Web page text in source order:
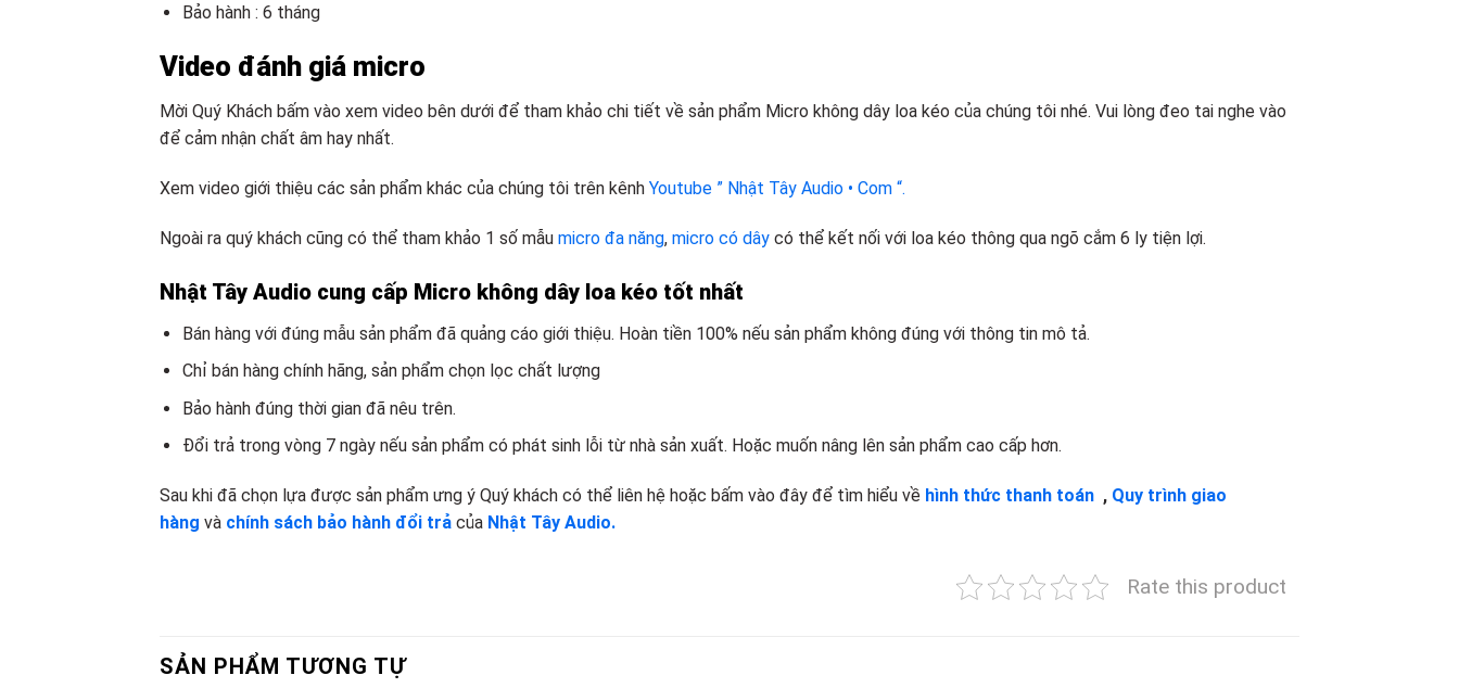
Bảo hành : 6 tháng
Video đánh giá micro
Mời Quý Khách bấm vào xem video bên dưới để tham khảo chi tiết về sản phẩm Micro không dây loa kéo của chúng tôi nhé. Vui lòng đeo tai nghe vào
để cảm nhận chất âm hay nhất.
Xem video giới thiệu các sản phẩm khác của chúng tôi trên kênh Youtube ” Nhật Tây Audio • Com “.
Ngoài ra quý khách cũng có thể tham khảo 1 số mẫu micro đa năng, micro có dây có thể kết nối với loa kéo thông qua ngõ cắm 6 ly tiện lợi.
Nhật Tây Audio cung cấp Micro không dây loa kéo tốt nhất
Bán hàng với đúng mẫu sản phẩm đã quảng cáo giới thiệu. Hoàn tiền 100% nếu sản phẩm không đúng với thông tin mô tả.
Chỉ bán hàng chính hãng, sản phẩm chọn lọc chất lượng
Bảo hành đúng thời gian đã nêu trên.
Đổi trả trong vòng 7 ngày nếu sản phẩm có phát sinh lỗi từ nhà sản xuất. Hoặc muốn nâng lên sản phẩm cao cấp hơn.
Sau khi đã chọn lựa được sản phẩm ưng ý Quý khách có thể liên hệ hoặc bấm vào đây để tìm hiểu về hình thức thanh toán , Quy trình giao
hàng và chính sách bảo hành đổi trả của Nhật Tây Audio.
Rate this product
SẢN PHẨM TƯƠNG TỰ